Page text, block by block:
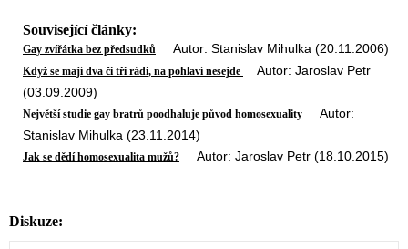
Související články:
Gay zvířátka bez předsudků Autor: Stanislav Mihulka (20.11.2006)
Když se mají dva či tři rádi, na pohlaví nesejde
Autor: Jaroslav Petr
(03.09.2009)
Největší studie gay bratrů poodhaluje původ homosexuality Autor:
Stanislav Mihulka (23.11.2014)
Jak se dědí homosexualita mužů? Autor: Jaroslav Petr (18.10.2015)
Diskuze: